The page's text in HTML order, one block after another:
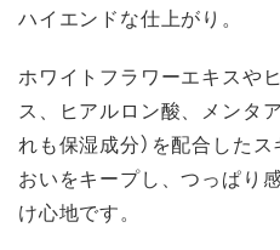
ハイエンドな仕上がり。
ホワイトフラワーエキスや
ス、ヒアルロン酸、メンタ
れも保湿成分）を配合した
おいをキープし、つっぱり
け心地です。